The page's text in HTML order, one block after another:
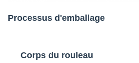
Processus d'emballage
Corps du rouleau